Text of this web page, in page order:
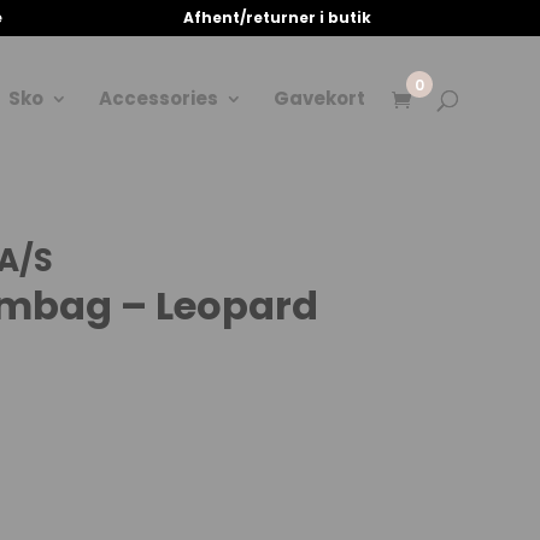
Afhent/returner i butik
Sko Accessories Gavekort
0
S
– Leopard